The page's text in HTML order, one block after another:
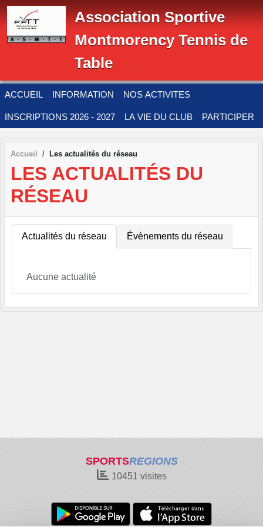
Association Sportive
Montmorency Tennis de
Table
ACCUEIL INFORMATION NOS ACTIVITES
INSCRIPTIONS 2026 - 2027 LA VIE DU CLUB PARTICIPER
Accueil Les actualités du réseau
LES ACTUALITÉS DU
RÉSEAU
Actualités du réseau Évènements du réseau
Aucune actualité
SPORTSREGIONS
10451 visites
Panneau de gestion des cookies